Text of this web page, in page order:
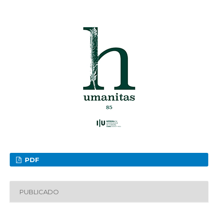
PDF
PUBLICADO